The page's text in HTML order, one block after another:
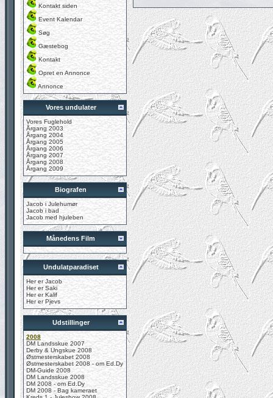
Kontakt siden
Event Kalendar
Søg
Gæstebog
Kontakt
Opret en Annonce
Annonce
Vores undulater
Vores Fuglehold
Årgang 2003
Årgang 2004
Årgang 2005
Årgang 2006
Årgang 2007
Årgang 2008
Årgang 2009
Biografen
Jacob i Julehumør
Jacob i bad
Jacob med hjuleben
Månedens Film
Undulatparadiset
Her er Jacob
Her er Saki
Her er Kalif
Her er Pjevs
Udstillinger
2008
DM Landsskue 2007
Derby & Ungskue 2008
Østmesterskabet 2008
Østmesterskabet 2008 - om Ed.Dy
DM-Guide 2008
DM Landsskue 2008
DM 2008 - om Ed.Dy
DM 2008 - Bag kameraet